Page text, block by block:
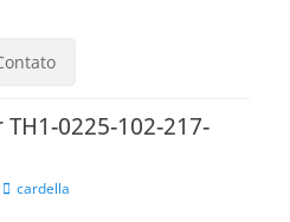
0225-102-217-
Autor
cardella